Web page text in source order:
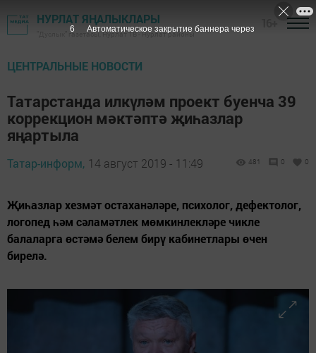
НУРЛАТ ЯҢАЛЫКЛАРЫ
"Дуслык" газетасы, Нурлат ТВ - Нурлат районы
ЦЕНТРАЛЬНЫЕ НОВОСТИ
Татарстанда илкүләм проект буенча 39
коррекцион мәктәптә җиһазлар
яңартыла
Татар-информ, 14 август 2019 - 11:49 481 0 0
Җиһазлар хезмәт остаханәләре, психолог, дефектолог,
логопед һәм сәламәтлек мөмкинлекләре чикле
балаларга өстәмә белем бирү кабинетлары өчен
бирелә.
5 Автоматическое закрытие баннера через